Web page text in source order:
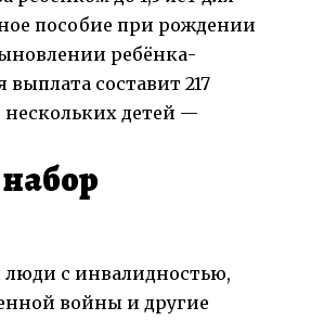
пособие при рождении
ребёнка-
составит 217
нескольких детей —
с инвалидностью,
войны и другие